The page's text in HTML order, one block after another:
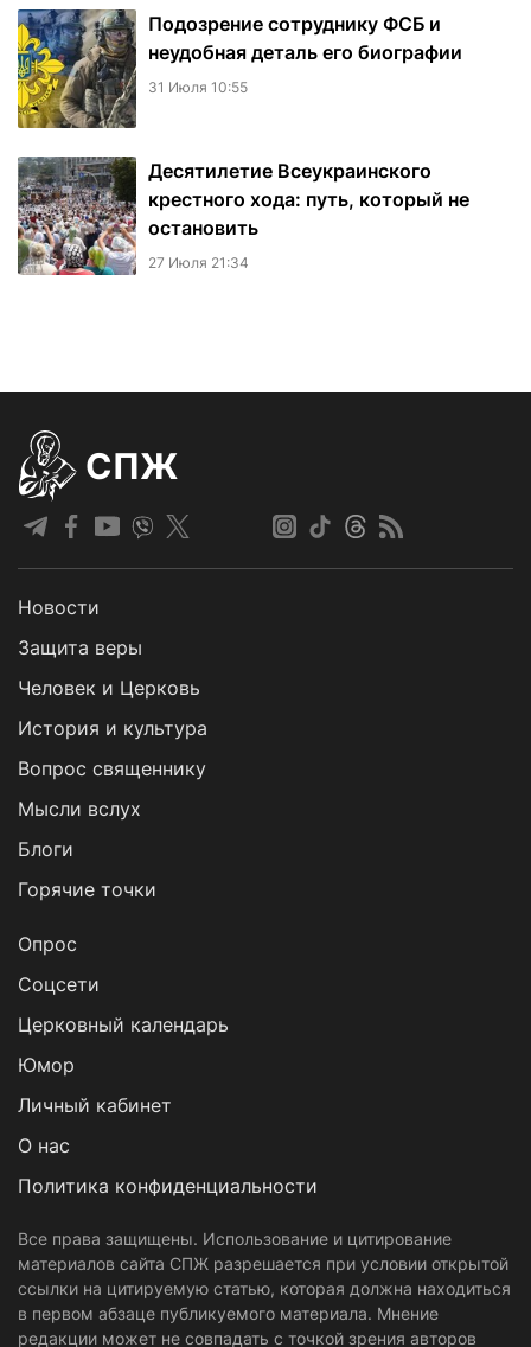
Подозрение сотруднику ФСБ и
неудобная деталь его биографии
31 Июля 10:55
Десятилетие Всеукраинского
крестного хода: путь, который не
остановить
27 Июля 21:34
СПЖ
Новости
Защита веры
Человек и Церковь
История и культура
Вопрос священнику
Мысли вслух
Блоги
Горячие точки
Опрос
Cоцсети
Церковный календарь
Юмор
Личный кабинет
О нас
Политика конфиденциальности
Все права защищены. Использование и цитирование
материалов сайта СПЖ разрешается при условии открытой
ссылки на цитируемую статью, которая должна находиться
в первом абзаце публикуемого материала. Мнение
редакции может не совпадать с точкой зрения авторов